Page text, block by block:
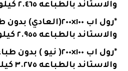
والاستاند بالطباعه ٢.٤٦٥ كيلو جرام .
والاستاند بالطباعه ٢.٩٥٥ كيلو جرام .
والاستاند بالطباعه ٣.٢٧٥ كيلو جرام .